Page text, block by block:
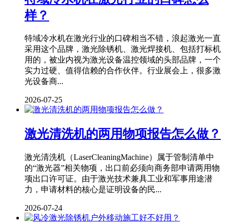
样？
特域冷水机在激光行业的口碑相当不错，浪起激光一直
采用这个品牌，激光除锈机、激光焊接机、包括打标机
用的，被业内视为激光设备温控领域的头部品牌，一个
实力过硬、值得信赖的合作伙伴。行业展会上，很多激
光设备商...
2026-07-25
激光清洗机的两用物项报告怎么做？
激光清洗机（LaserCleaningMachine）属于管制清单中
的“激光器”相关物项，出口前必须向商务部申请两用物
项出口许可证。由于激光技术兼具工业和军事用途潜
力，申请材料的核心是证明设备的民...
2026-07-24